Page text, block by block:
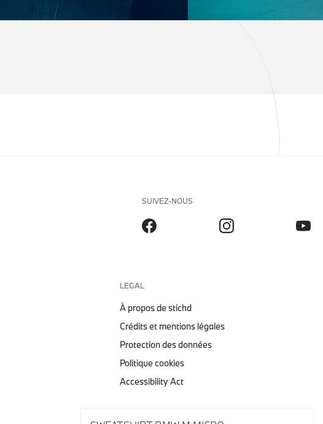
SUIVEZ-NOUS
LEGAL
À propos de stichd
Crédits et mentions légales
Protection des données
Politique cookies
Accessibility Act